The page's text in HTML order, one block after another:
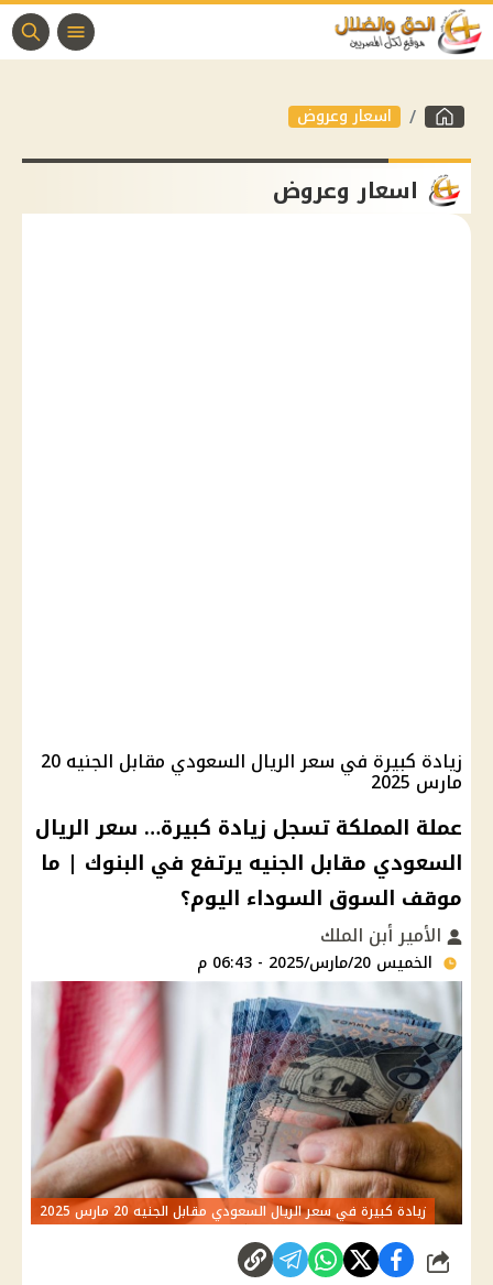
اسعار وعروض
اسعار وعروض
زيادة كبيرة في سعر الريال السعودي مقابل الجنيه 20
مارس 2025
عملة المملكة تسجل زيادة كبيرة… سعر الريال
السعودي مقابل الجنيه يرتفع في البنوك | ما
موقف السوق السوداء اليوم؟
الأمير أبن الملك
الخميس 20/مارس/2025 - 06:43 م
زيادة كبيرة في سعر الريال السعودي مقابل الجنيه 20 مارس 2025
شارك